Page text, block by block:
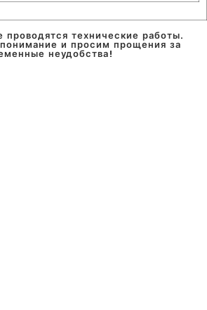
проводятся технические работы.
и просим прощения за
неудобства!